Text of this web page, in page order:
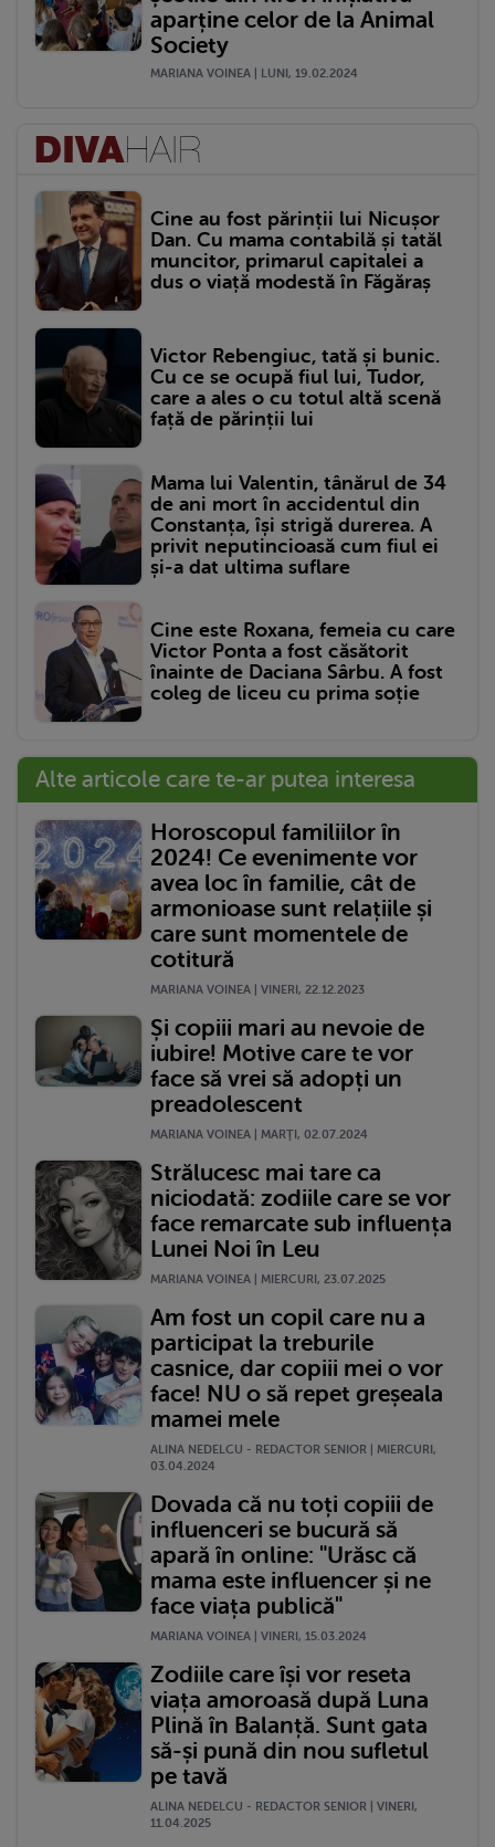
aparține celor de la Animal
Society
MARIANA VOINEA | LUNI, 19.02.2024
Cine au fost părinții lui Nicușor
Dan. Cu mama contabilă și tatăl
muncitor, primarul capitalei a
dus o viață modestă în Făgăraș
Victor Rebengiuc, tată și bunic.
Cu ce se ocupă fiul lui, Tudor,
care a ales o cu totul altă scenă
față de părinții lui
Mama lui Valentin, tânărul de 34
de ani mort în accidentul din
Constanța, își strigă durerea. A
privit neputincioasă cum fiul ei
și-a dat ultima suflare
Cine este Roxana, femeia cu care
Victor Ponta a fost căsătorit
înainte de Daciana Sârbu. A fost
coleg de liceu cu prima soție
Alte articole care te-ar putea interesa
Horoscopul familiilor în
2024! Ce evenimente vor
avea loc în familie, cât de
armonioase sunt relațiile și
care sunt momentele de
cotitură
MARIANA VOINEA | VINERI, 22.12.2023
Și copiii mari au nevoie de
iubire! Motive care te vor
face să vrei să adopți un
preadolescent
MARIANA VOINEA | MARŢI, 02.07.2024
Strălucesc mai tare ca
niciodată: zodiile care se vor
face remarcate sub influența
Lunei Noi în Leu
MARIANA VOINEA | MIERCURI, 23.07.2025
Am fost un copil care nu a
participat la treburile
casnice, dar copiii mei o vor
face! NU o să repet greșeala
mamei mele
ALINA NEDELCU - REDACTOR SENIOR | MIERCURI,
03.04.2024
Dovada că nu toți copiii de
influenceri se bucură să
apară în online: "Urăsc că
mama este influencer și ne
face viața publică"
MARIANA VOINEA | VINERI, 15.03.2024
Zodiile care își vor reseta
viața amoroasă după Luna
Plină în Balanță. Sunt gata
să-și pună din nou sufletul
pe tavă
ALINA NEDELCU - REDACTOR SENIOR | VINERI,
11.04.2025